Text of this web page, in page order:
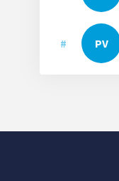
# PV